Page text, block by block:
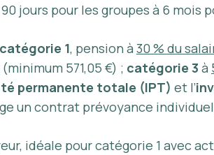
jours pour les groupes à 6 mois
catégorie 1, pension à 30 % du
(minimum 571,05 €) ; catégorie 3 à
permanente totale (IPT) et l’
un contrat prévoyance
idéale pour catégorie 1 avec